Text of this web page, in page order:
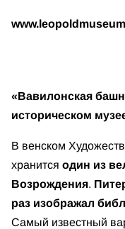
«Вавилонская
историческом
В венском
хранится один из
Возрождения.
раз изображал
Самый известный